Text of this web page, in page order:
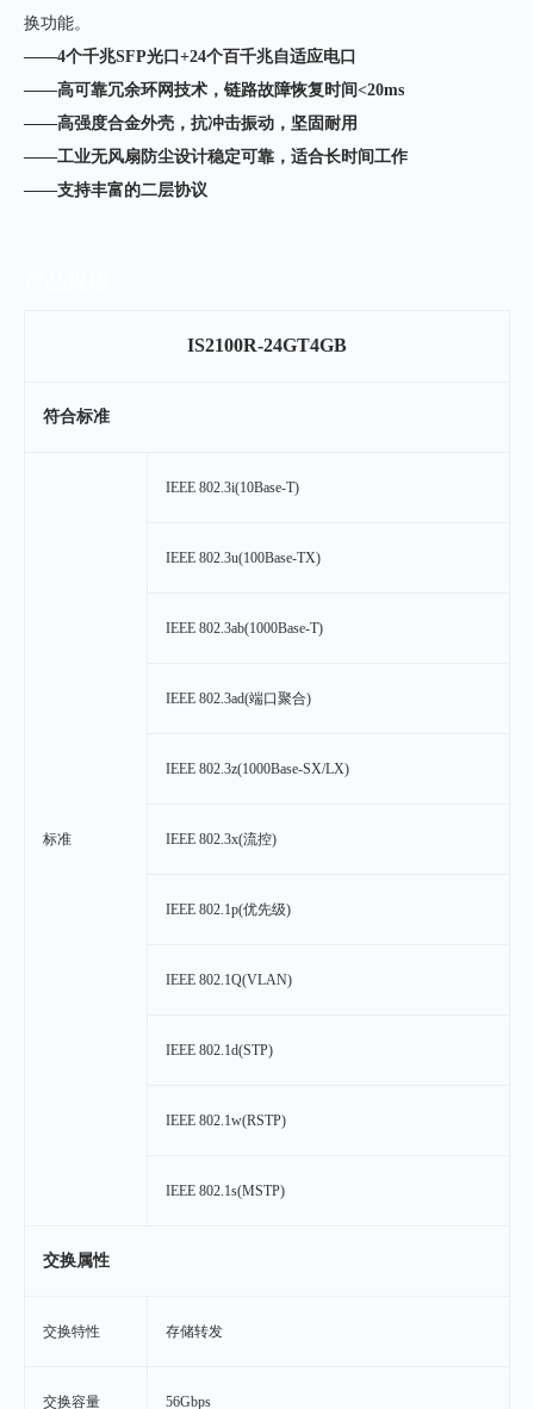
换功能。
——4个千兆SFP光口+24个百千兆自适应电口
——高可靠冗余环网技术，链路故障恢复时间<20ms
——高强度合金外壳，抗冲击振动，坚固耐用
——工业无风扇防尘设计稳定可靠，适合长时间工作
——支持丰富的二层协议
IS2100R-24GT4GB
符合标准
标准
IEEE 802.3i(10Base-T)
IEEE 802.3u(100Base-TX)
IEEE 802.3ab(1000Base-T)
IEEE 802.3ad(端口聚合)
IEEE 802.3z(1000Base-SX/LX)
IEEE 802.3x(流控)
IEEE 802.1p(优先级)
IEEE 802.1Q(VLAN)
IEEE 802.1d(STP)
IEEE 802.1w(RSTP)
IEEE 802.1s(MSTP)
交换属性
交换特性 存储转发
交换容量 56Gbps